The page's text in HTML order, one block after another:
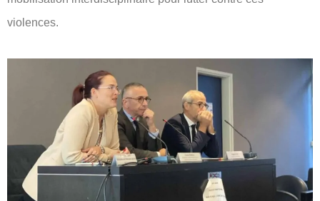
violences.